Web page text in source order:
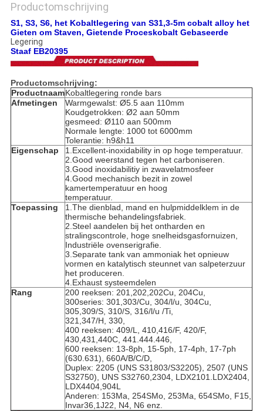
Productomschrijving
S1, S3, S6, het Kobaltlegering van S31,3-5m cobalt alloy het
Gieten om Staven, Gietende Proceskobalt Gebaseerde
Legering
Staaf EB20395
Productomschrijving:
ProductnaamKobaltlegering ronde bars
Afmetingen
Warmgewalst: Ø5.5 aan 110mm
Koudgetrokken: Ø2 aan 50mm
gesmeed: Ø110 aan 500mm
Normale lengte: 1000 tot 6000mm
Tolerantie: h9&h11
Eigenschap
1.Excellent-inoxidability in op hoge temperatuur.
2.Good weerstand tegen het carboniseren.
3.Good inoxidabilitiy in zwavelatmosfeer
4.Good mechanisch bezit in zowel
kamertemperatuur en hoog
temperatuur.
Toepassing
1.The dienblad, mand en hulpmiddelklem in de
thermische behandelingsfabriek.
2.Steel aandelen bij het ontharden en
stralingscontrole, hoge snelheidsgasfornuizen,
Industriële ovenserigrafie.
3.Separate tank van ammoniak het opnieuw
vormen en katalytisch steunnet van salpeterzuur
het produceren.
4.Exhaust systeemdelen
Rang
200 reeksen: 201,202,202Cu, 204Cu,
300series: 301,303/Cu, 304/l/u, 304Cu,
305,309/S, 310/S, 316/l/u /Ti,
321,347/H, 330,
400 reeksen: 409/L, 410,416/F, 420/F,
430,431,440C, 441.444.446,
600 reeksen: 13-8ph, 15-5ph, 17-4ph, 17-7ph
(630.631), 660A/B/C/D,
Duplex: 2205 (UNS S31803/S32205), 2507 (UNS
S32750), UNS S32760,2304, LDX2101.LDX2404,
LDX4404,904L
Anderen: 153Ma, 254SMo, 253Ma, 654SMo, F15,
Invar36,1J22, N4, N6 enz.